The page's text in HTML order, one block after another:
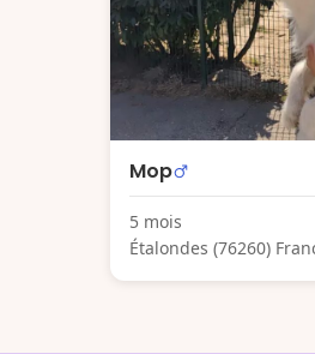
Mop
5 mois
Étalondes (76260)